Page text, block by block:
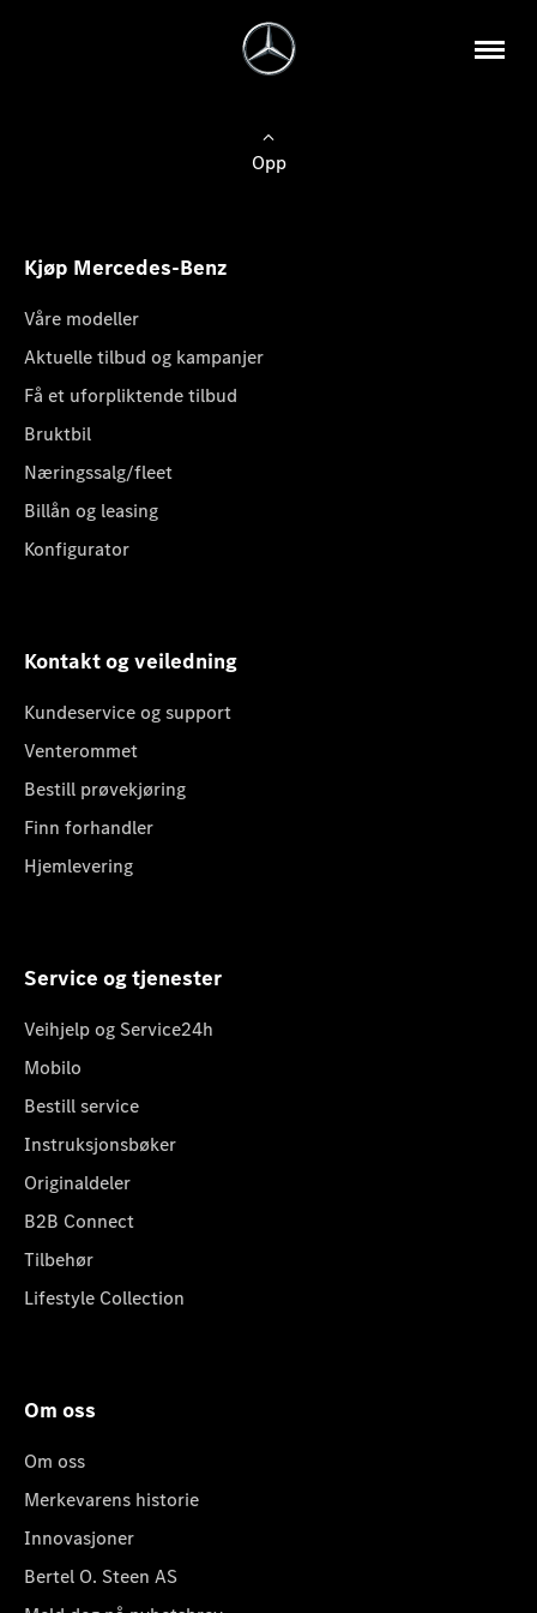
Opp
Kjøp Mercedes-Benz
Våre modeller
Aktuelle tilbud og kampanjer
Få et uforpliktende tilbud
Bruktbil
Næringssalg/fleet
Billån og leasing
Konfigurator
Kontakt og veiledning
Kundeservice og support
Venterommet
Bestill prøvekjøring
Finn forhandler
Hjemlevering
Service og tjenester
Veihjelp og Service24h
Mobilo
Bestill service
Instruksjonsbøker
Originaldeler
B2B Connect
Tilbehør
Lifestyle Collection
Om oss
Om oss
Merkevarens historie
Innovasjoner
Bertel O. Steen AS